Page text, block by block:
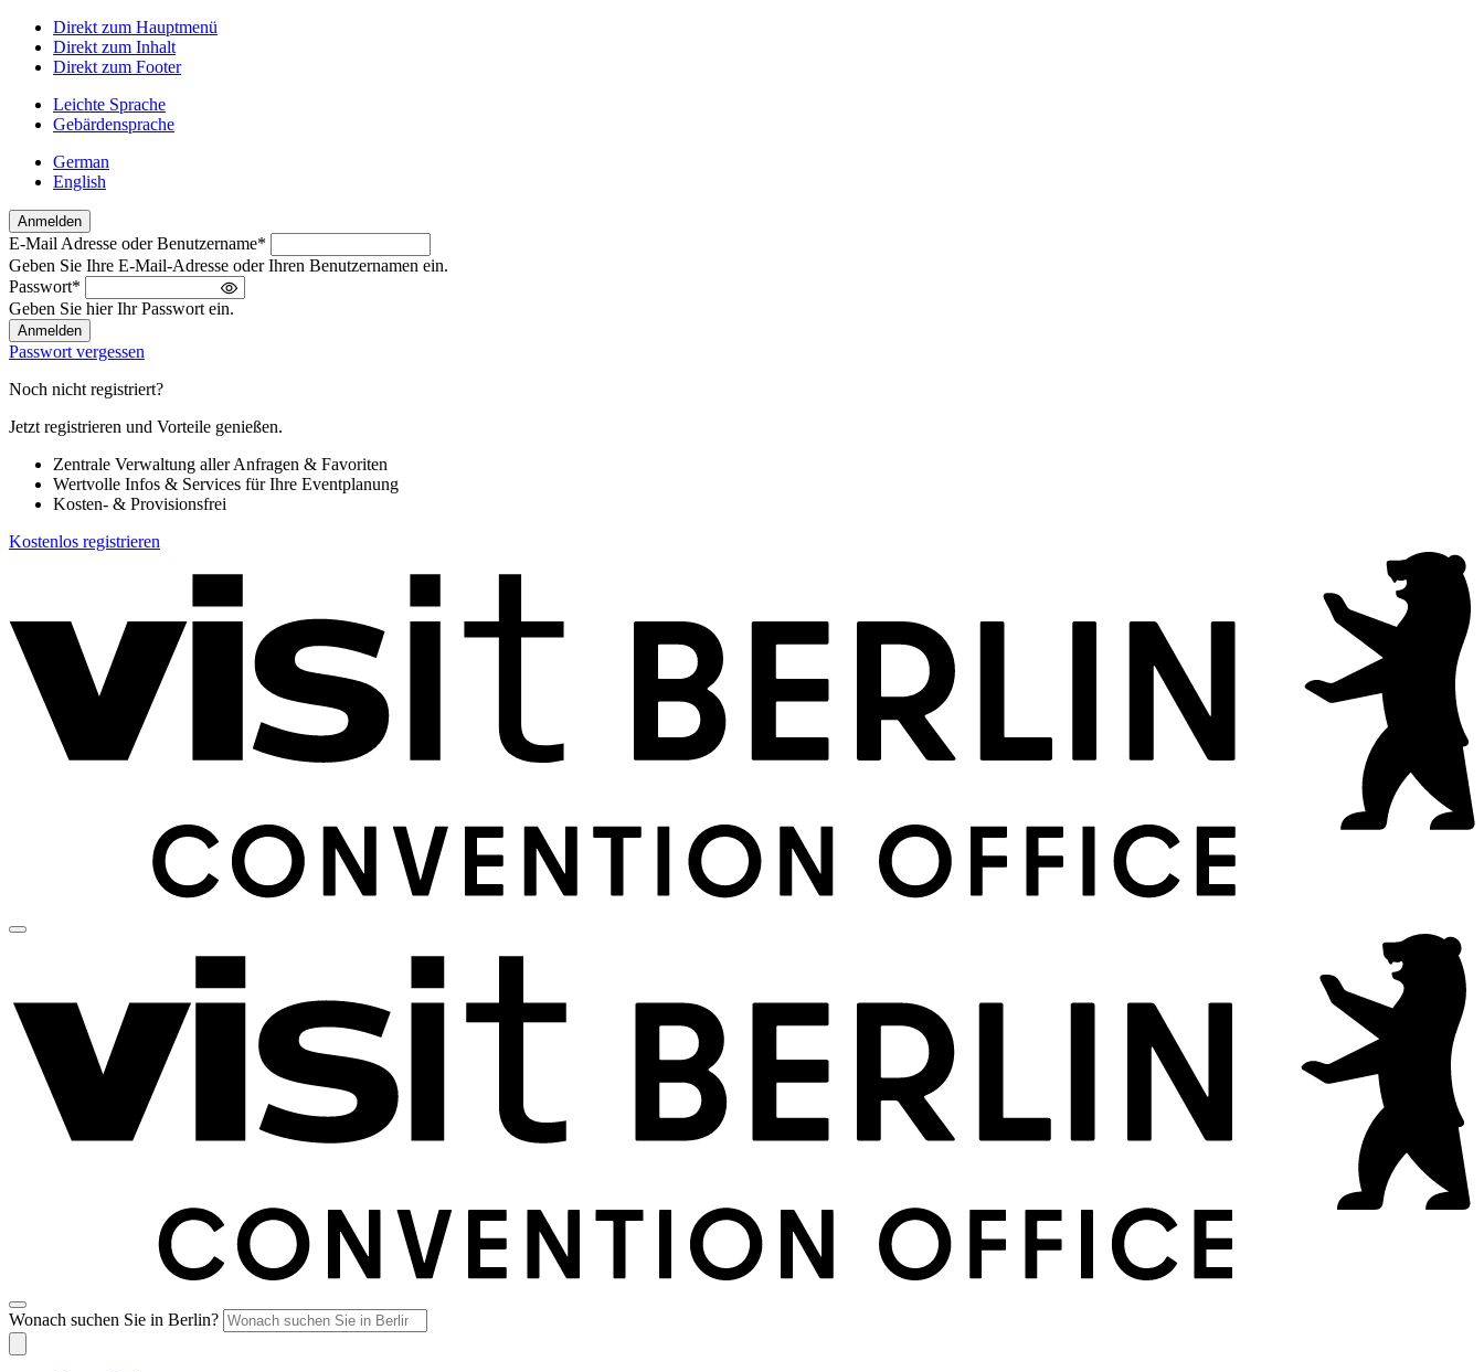
Direkt zum Hauptmenü
Direkt zum Inhalt
Direkt zum Footer
Leichte Sprache
Gebärdensprache
German
English
Anmelden
Willkommen
zurück!
Bitte
melden
Sie
sich
an
E-Mail Adresse oder Benutzername*
Geben Sie Ihre E-Mail-Adresse oder Ihren Benutzernamen ein.
Passwort*
Geben Sie hier Ihr Passwort ein.
Passwort vergessen
Noch nicht registriert?
Jetzt registrieren und Vorteile genießen.
Zentrale Verwaltung aller Anfragen & Favoriten
Wertvolle Infos & Services für Ihre Eventplanung
Kosten- & Provisionsfrei
Kostenlos registrieren
Wonach suchen Sie in Berlin?